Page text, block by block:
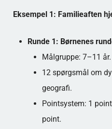
Eksempel 1: Familieaften
Runde 1: Børnenes
Målgruppe: 7–11 år.
12 spørgsmål om
geografi.
Pointsystem: 1
point.